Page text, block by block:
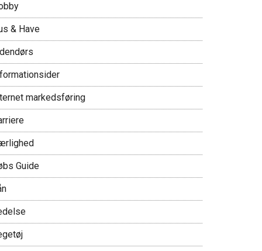
& Have
markedsføring
Guide